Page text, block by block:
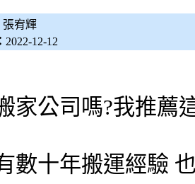
張宥輝
2022-12-12
家公司嗎?我推薦
數十年搬運經驗